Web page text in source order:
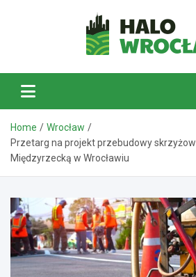
Home
Wrocław
Przetarg na projekt przebudowy
Międzyrzecką w Wrocławiu